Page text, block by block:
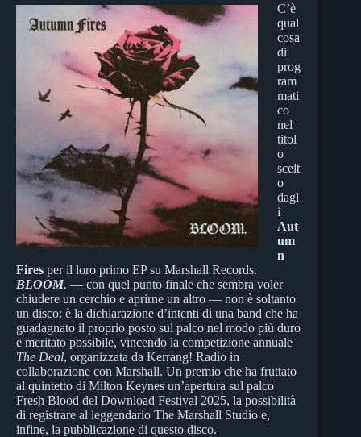
C’è
qual
cosa
di
prog
ram
mati
co
nel
titol
o
scelt
o
dagl
i
Aut
um
n
Fires per il loro primo EP su Marshall Records.
BLOOM. — con quel punto finale che sembra voler
chiudere un cerchio e aprirne un altro — non è soltanto
un disco: è la dichiarazione d’intenti di una band che ha
guadagnato il proprio posto sul palco nel modo più duro
e meritato possibile, vincendo la competizione annuale
The Deal, organizzata da Kerrang! Radio in
collaborazione con Marshall. Un premio che ha fruttato
al quintetto di Milton Keynes un’apertura sul palco
Fresh Blood del Download Festival 2025, la possibilità
di registrare al leggendario The Marshall Studio e,
infine, la pubblicazione di questo disco.